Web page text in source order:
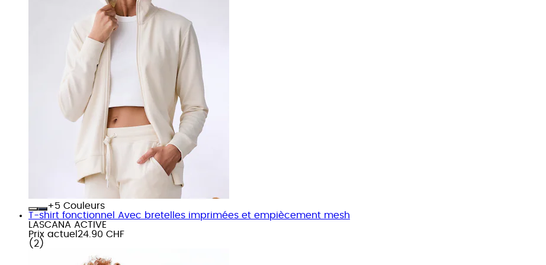
+
Couleurs
T-shirt fonctionnel Avec bretelles imprimées et empiècement mesh
LASCANA ACTIVE
Prix actuel 24.90 CHF
( 2 )